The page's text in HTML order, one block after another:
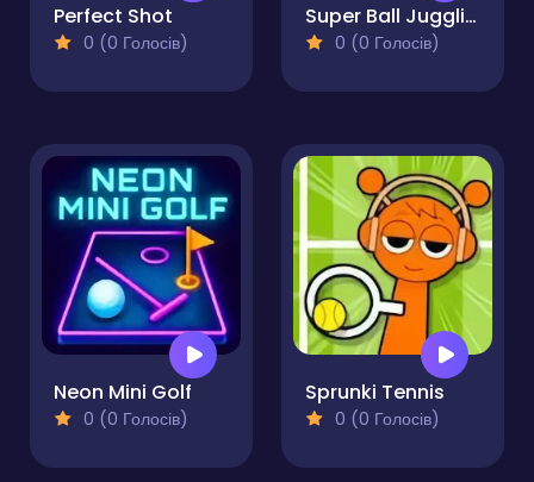
Perfect Shot
0 (0 Голосів)
Super Ball Juggling Remix
0 (0 Голосів)
Neon Mini Golf
0 (0 Голосів)
Sprunki Tennis
0 (0 Голосів)